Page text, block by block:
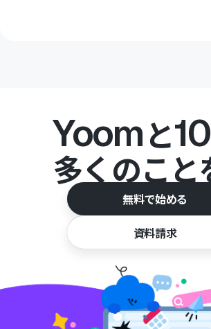
Yoomと10
多くのこと
無料で始める
資料請求